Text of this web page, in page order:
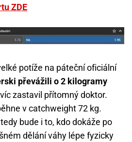
ZDE
potíže na páteční oficiální
převážili o 2 kilogramy
zastavil přítomný doktor.
v catchweight 72 kg.
bude i to, kdo dokáže po
dělání váhy lépe fyzicky